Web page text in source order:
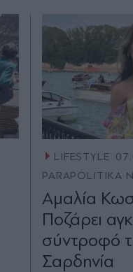
LIFESTYLE
PARAPOLITIKA
Αμαλία
Ποζάρει
σύντροφό
Σαρδηνία